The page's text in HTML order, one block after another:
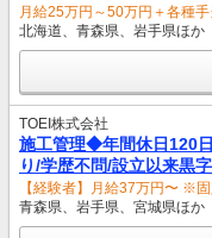
月給25万円～50万円＋各種手
北海道、青森県、岩手県ほか
TOEI株式会社
施工管理◆年間休日120
り/学歴不問/設立以来黒
【経験者】月給37万円〜 ※固
青森県、岩手県、宮城県ほか